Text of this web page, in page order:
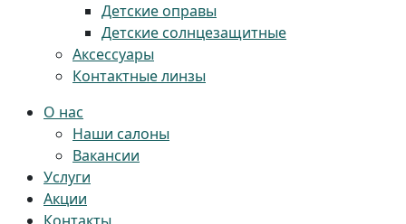
Детские оправы
Детские солнцезащитные
Аксессуары
Контактные линзы
О нас
Наши салоны
Вакансии
Услуги
Акции